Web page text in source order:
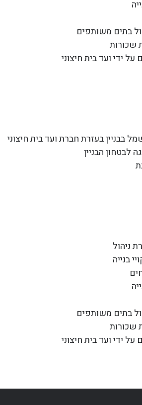
בתים משותפים
שכורות
על ידי ועד בית חיצוני
בבניין בעזרת חברת ועד בית חיצוני
לבטחון הבניין
ניהול
בנייה
בתים משותפים
שכורות
על ידי ועד בית חיצוני